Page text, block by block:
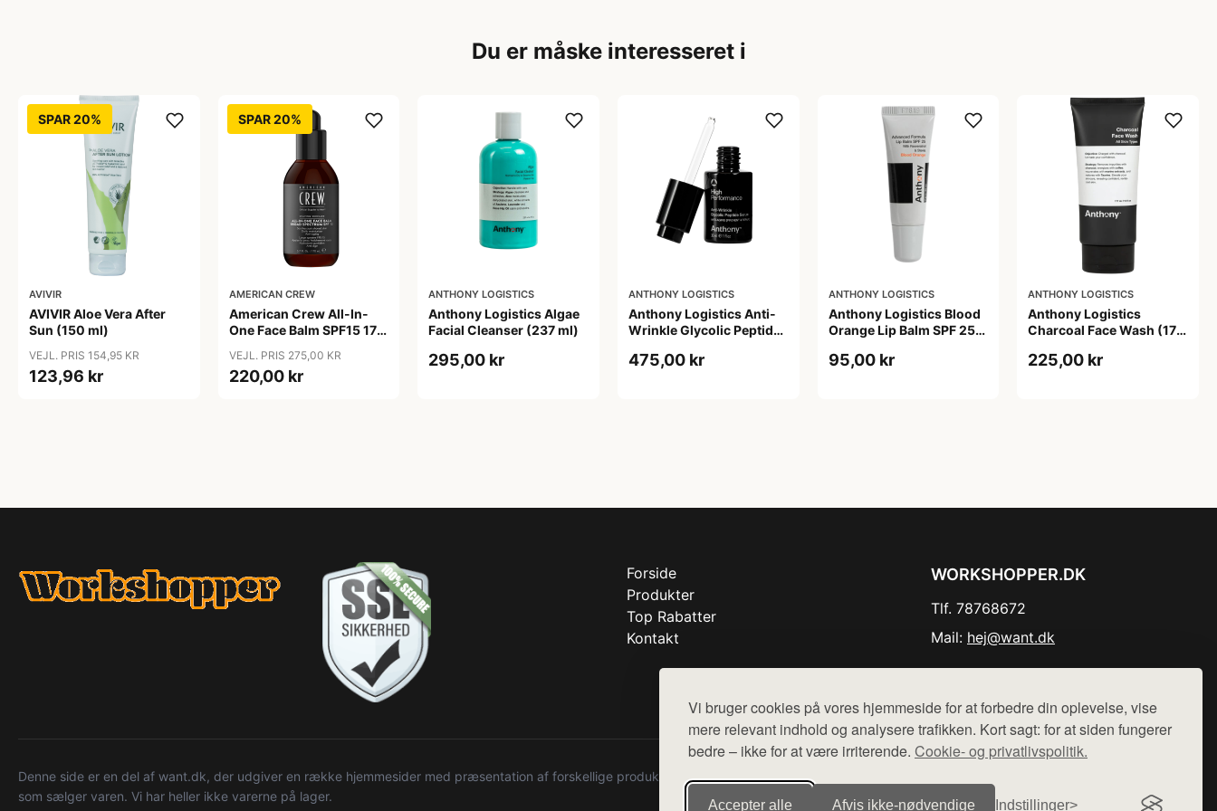
Vi bruger cookies på vores hjemmeside for at forbedre din oplevelse, vise
mere relevant indhold og analysere trafikken. Kort sagt: for at siden fungerer
bedre – ikke for at være irriterende. Cookie- og privatlivspolitik.
Accepter alle Afvis ikke‑nødvendige Indstillinger
Du er måske interesseret i
SPAR 20%
AVIVIR
AVIVIR Aloe Vera After
Sun (150 ml)
VEJL. PRIS 154,95 KR
123,96 kr
SPAR 20%
AMERICAN CREW
American Crew All-In-
One Face Balm SPF15 170
VEJL. PRIS 275,00 KR
220,00 kr
ANTHONY LOGISTICS
Anthony Logistics Algae
Facial Cleanser (237 ml)
295,00 kr
ANTHONY LOGISTICS
Anthony Logistics Anti-
Wrinkle Glycolic Peptide
475,00 kr
ANTHONY LOGISTICS
Anthony Logistics Blood
Orange Lip Balm SPF 25
95,00 kr
ANTHONY LOGISTICS
Anthony Logistics
Charcoal Face Wash (177
225,00 kr
Forside
Produkter
Top Rabatter
Kontakt
WORKSHOPPER.DK
Tlf. 78768672
Mail: hej@want.dk
Denne side er en del af want.dk, der udgiver en række hjemmesider med præsentation af forskellige produkter fra diverse webshops. Der sælges ikke varer fra denne side - vi henviser til de shops,
som sælger varen. Vi har heller ikke varerne på lager.